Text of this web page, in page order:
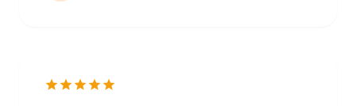
starstarstarstarstar